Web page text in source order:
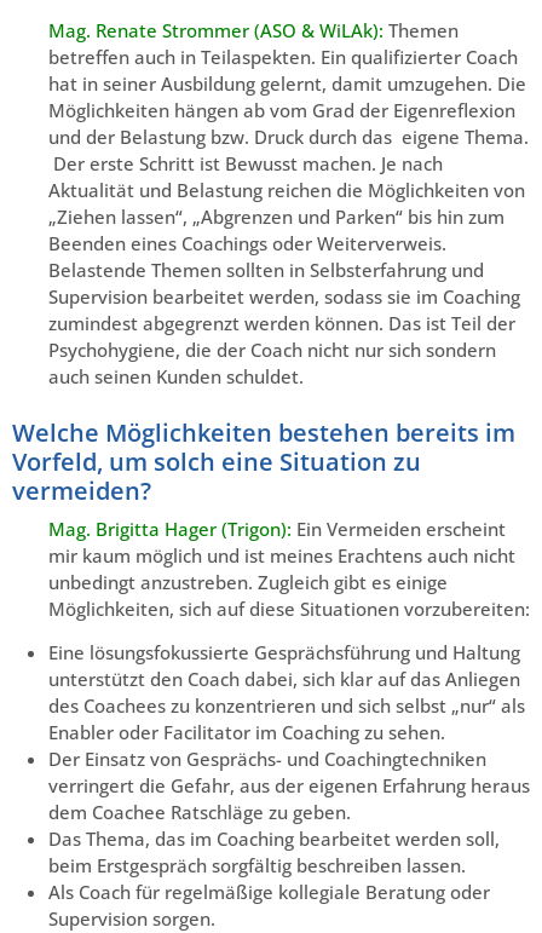
Mag. Renate Strommer (ASO & WiLAk): Themen
betreffen auch in Teilaspekten. Ein qualifizierter Coach
hat in seiner Ausbildung gelernt, damit umzugehen. Die
Möglichkeiten hängen ab vom Grad der Eigenreflexion
und der Belastung bzw. Druck durch das eigene Thema.
Der erste Schritt ist Bewusst machen. Je nach
Aktualität und Belastung reichen die Möglichkeiten von
„Ziehen lassen“, „Abgrenzen und Parken“ bis hin zum
Beenden eines Coachings oder Weiterverweis.
Belastende Themen sollten in Selbsterfahrung und
Supervision bearbeitet werden, sodass sie im Coaching
zumindest abgegrenzt werden können. Das ist Teil der
Psychohygiene, die der Coach nicht nur sich sondern
auch seinen Kunden schuldet.
Welche Möglichkeiten bestehen bereits im
Vorfeld, um solch eine Situation zu
vermeiden?
Mag. Brigitta Hager (Trigon): Ein Vermeiden erscheint
mir kaum möglich und ist meines Erachtens auch nicht
unbedingt anzustreben. Zugleich gibt es einige
Möglichkeiten, sich auf diese Situationen vorzubereiten:
Eine lösungsfokussierte Gesprächsführung und Haltung
unterstützt den Coach dabei, sich klar auf das Anliegen
des Coachees zu konzentrieren und sich selbst „nur“ als
Enabler oder Facilitator im Coaching zu sehen.
Der Einsatz von Gesprächs- und Coachingtechniken
verringert die Gefahr, aus der eigenen Erfahrung heraus
dem Coachee Ratschläge zu geben.
Das Thema, das im Coaching bearbeitet werden soll,
beim Erstgespräch sorgfältig beschreiben lassen.
Als Coach für regelmäßige kollegiale Beratung oder
Supervision sorgen.